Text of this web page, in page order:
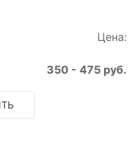
Цена:
350 - 475 руб.